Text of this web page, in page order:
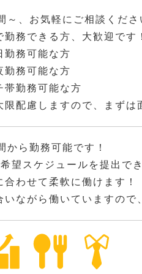
～、お気軽にご相談くださ
勤務できる方、大歓迎です
勤務可能な方
勤務可能な方
帯勤務可能な方
限配慮しますので、まず
から勤務可能です！
望スケジュールを提出で
合わせて柔軟に働けます！
いながら働いていますの